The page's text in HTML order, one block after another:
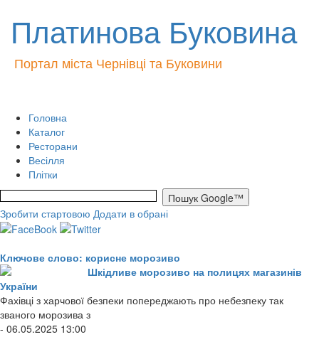
Платинова Буковина
Портал міста Чернівці та Буковини
Головна
Каталог
Ресторани
Весілля
Плітки
Зробити стартовою Додати в обрані
Ключове слово: корисне морозиво
Шкідливе морозиво на полицях магазинів
України
Фахівці з харчової безпеки попереджають про небезпеку так
званого морозива з
- 06.05.2025 13:00